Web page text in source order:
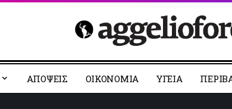
ΑΠΟΨΕΙΣ ΟΙΚΟΝΟΜΙΑ YΓΕΙΑ